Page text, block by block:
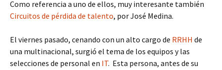
Como referencia a uno de ellos, muy interesante también
Circuitos de pérdida de talento, por José Medina.
El viernes pasado, cenando con un alto cargo de RRHH de
una multinacional, surgió el tema de los equipos y las
selecciones de personal en IT. Esta persona, antes de su